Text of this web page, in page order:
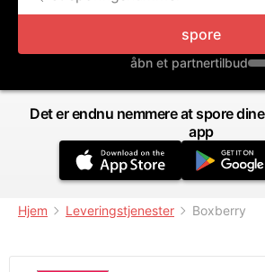
spore
åbn et partnertilbud
Det er endnu nemmere at spore
app
Hjem Leveringstjenester Boxberry